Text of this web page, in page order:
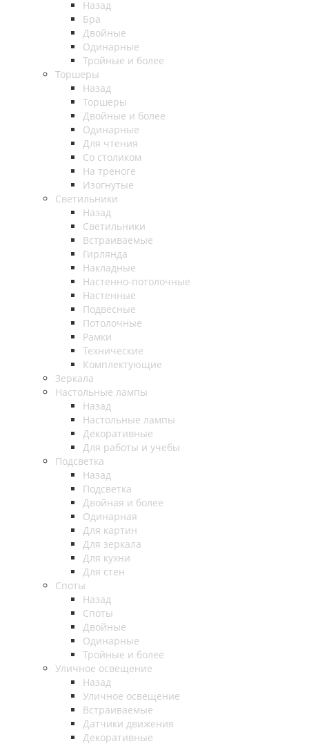
Назад
Бра
Двойные
Одинарные
Тройные и более
Торшеры
Назад
Торшеры
Двойные и более
Одинарные
Для чтения
Со столиком
На треноге
Изогнутые
Светильники
Назад
Светильники
Встраиваемые
Гирлянда
Накладные
Настенно-потолочные
Настенные
Подвесные
Потолочные
Рамки
Технические
Комплектующие
Зеркала
Настольные лампы
Назад
Настольные лампы
Декоративные
Для работы и учебы
Подсветка
Назад
Подсветка
Двойная и более
Одинарная
Для картин
Для зеркала
Для кухни
Для стен
Споты
Назад
Споты
Двойные
Одинарные
Тройные и более
Уличное освещение
Назад
Уличное освещение
Встраиваемые
Датчики движения
Декоративные